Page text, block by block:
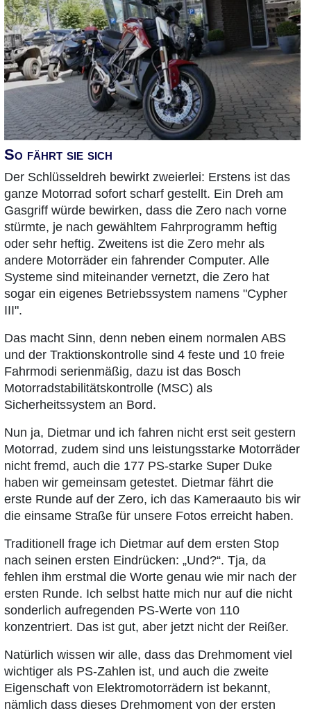
So fährt sie sich
Der Schlüsseldreh bewirkt zweierlei: Erstens ist das
ganze Motorrad sofort scharf gestellt. Ein Dreh am
Gasgriff würde bewirken, dass die Zero nach vorne
stürmte, je nach gewähltem Fahrprogramm heftig
oder sehr heftig. Zweitens ist die Zero mehr als
andere Motorräder ein fahrender Computer. Alle
Systeme sind miteinander vernetzt, die Zero hat
sogar ein eigenes Betriebssystem namens "Cypher
III".
Das macht Sinn, denn neben einem normalen ABS
und der Traktionskontrolle sind 4 feste und 10 freie
Fahrmodi serienmäßig, dazu ist das Bosch
Motorradstabilitätskontrolle (MSC) als
Sicherheitssystem an Bord.
Nun ja, Dietmar und ich fahren nicht erst seit gestern
Motorrad, zudem sind uns leistungsstarke Motorräder
nicht fremd, auch die 177 PS-starke Super Duke
haben wir gemeinsam getestet. Dietmar fährt die
erste Runde auf der Zero, ich das Kameraauto bis wir
die einsame Straße für unsere Fotos erreicht haben.
Traditionell frage ich Dietmar auf dem ersten Stop
nach seinen ersten Eindrücken: „Und?“. Tja, da
fehlen ihm erstmal die Worte genau wie mir nach der
ersten Runde. Ich selbst hatte mich nur auf die nicht
sonderlich aufregenden PS-Werte von 110
konzentriert. Das ist gut, aber jetzt nicht der Reißer.
Natürlich wissen wir alle, dass das Drehmoment viel
wichtiger als PS-Zahlen ist, und auch die zweite
Eigenschaft von Elektromotorrädern ist bekannt,
nämlich dass dieses Drehmoment von der ersten